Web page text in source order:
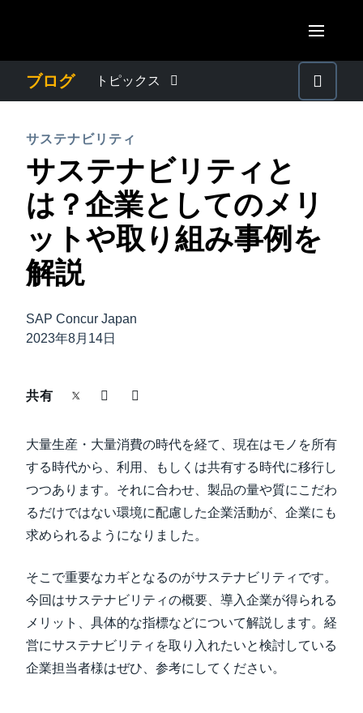
AMERICAS
Canada (Français)
México (Español)
Brasil (Português)
United Kingdom (English)
France (Français)
Deutschland (Deutsch)
España (Español)
Norway (English)
ASIA PACIFIC
Australia (English)
India (English)
ブログ トピックス
プレスリリース
電子帳簿保存法・インボイス制度
経理・総務の豆知識
出張・経費管理トレンド
導入事例
サステナビリティ
働きかた改革
自治体・公共機関・教育機関等
サステナビリティ
サステナビリティと
は？企業としてのメリ
ットや取り組み事例を
解説
SAP Concur Japan
2023年8月14日
共有
大量生産・大量消費の時代を経て、現在はモノを所有
する時代から、利用、もしくは共有する時代に移行し
つつあります。それに合わせ、製品の量や質にこだわ
るだけではない環境に配慮した企業活動が、企業にも
求められるようになりました。
そこで重要なカギとなるのがサステナビリティです。
今回はサステナビリティの概要、導入企業が得られる
メリット、具体的な指標などについて解説します。経
営にサステナビリティを取り入れたいと検討している
企業担当者様はぜひ、参考にしてください。